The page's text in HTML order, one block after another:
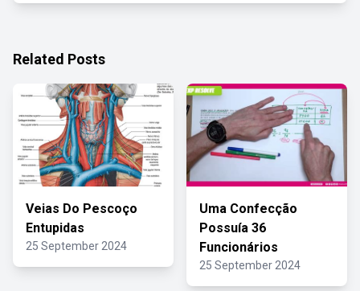
Related Posts
Veias Do Pescoço
Entupidas
25 September 2024
Uma Confecção
Possuía 36
Funcionários
25 September 2024